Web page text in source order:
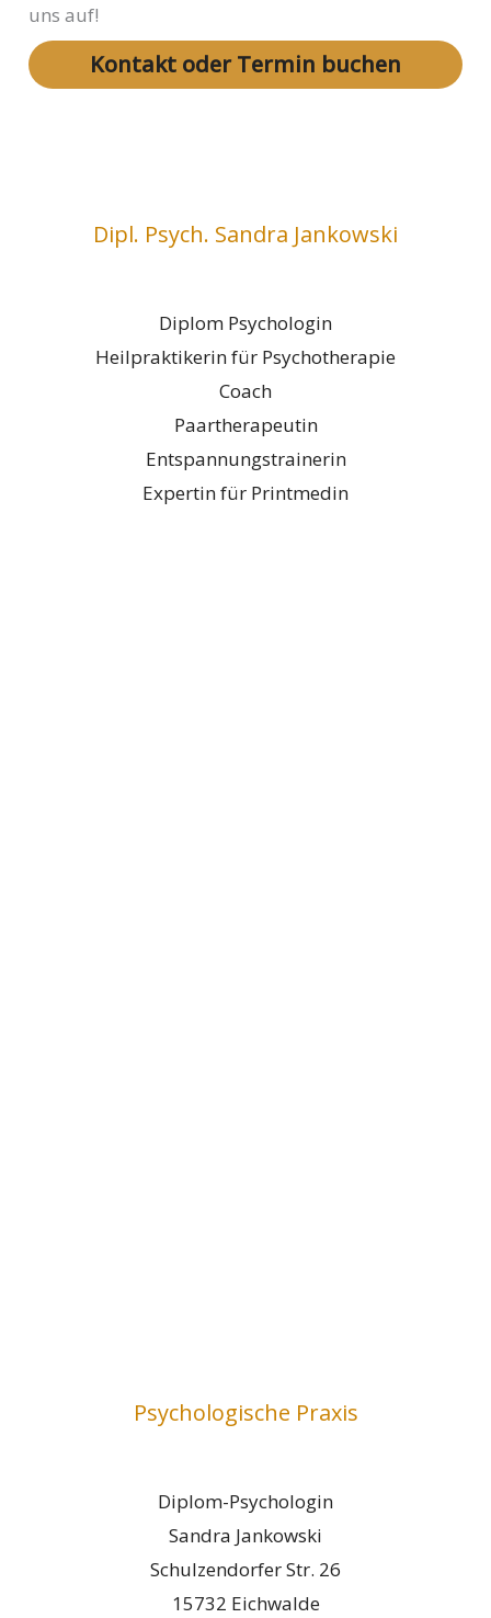
uns auf!
Kontakt oder Termin buchen
Dipl. Psych. Sandra Jankowski
Diplom Psychologin
Heilpraktikerin für Psychotherapie
Coach
Paartherapeutin
Entspannungstrainerin
Expertin für Printmedin
Psychologische Praxis
Diplom-Psychologin
Sandra Jankowski
Schulzendorfer Str. 26
15732 Eichwalde